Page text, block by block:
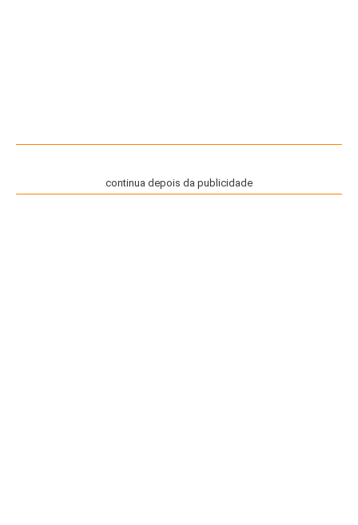
continua depois da publicidade